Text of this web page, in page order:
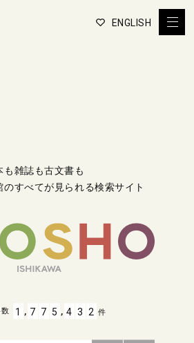
ENGLISH
も雑誌も古文書も
のすべてが見られる検索サイト
1 , 7 7 5 , 4 3 2 件